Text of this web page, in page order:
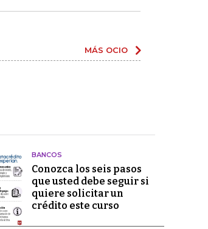
MÁS OCIO
BANCOS
Conozca los seis pasos
que usted debe seguir si
quiere solicitar un
crédito este curso